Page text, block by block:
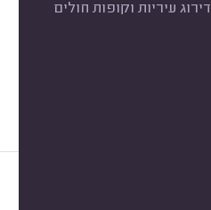
דירוג עיריות וקופות חולים